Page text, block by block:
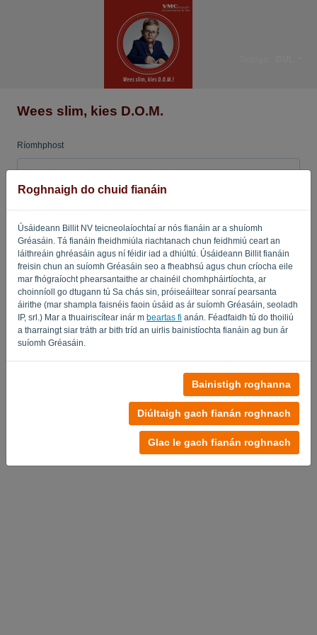
Roghnaigh do chuid fianáin
Úsáideann Billit NV teicneolaíochtaí ar nós fianáin ar a shuíomh
Gréasáin. Tá fianáin fheidhmiúla riachtanach chun feidhmiú ceart an
láithreáin ghréasáin agus ní féidir iad a dhiúltú. Úsáideann Billit fianáin
freisin chun an suíomh Gréasáin seo a fheabhsú agus chun críocha eile
mar fhógraíocht phearsantaithe ar chainéil chomhpháirtíochta, ar
choinníoll go dtugann tú Sa chás sin, próiseáiltear sonraí pearsanta
áirithe (mar shampla faisnéis faoin úsáid as ár suíomh Gréasáin, seoladh
IP, srl.) Mar a thuairiscítear inár m beartas fi anán. Féadfaidh tú do thoiliú
a tharraingt siar tráth ar bith tríd an uirlis bainistíochta fianáin ag bun ár
suíomh Gréasáin.
Bainistigh roghanna
Diúltaigh gach fianán roghnach
Glac le gach fianán roghnach
Wees slim, kies D.O.M.
Ríomhphost
Pasfhocal
Cuir i gcuimhne dom Pasfhocal dearmadta?
SÍNIGH ISTEACH
Téarmaí agus Coinníollacha